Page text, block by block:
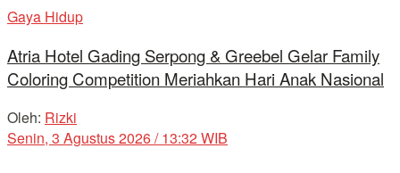
Gaya Hidup
Atria Hotel Gading Serpong & Greebel Gelar Family
Coloring Competition Meriahkan Hari Anak Nasional
Oleh: Rizki
Senin, 3 Agustus 2026 / 13:32 WIB